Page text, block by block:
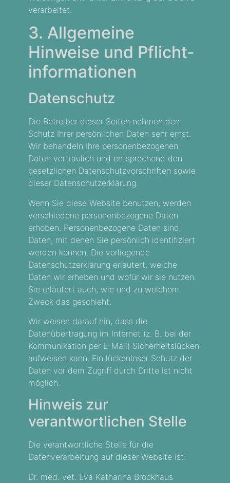
verarbeitet.
3. Allgemeine
Hinweise und Pflicht­
informationen
Datenschutz
Die Betreiber dieser Seiten nehmen den
Schutz Ihrer persönlichen Daten sehr ernst.
Wir behandeln Ihre personenbezogenen
Daten vertraulich und entsprechend den
gesetzlichen Datenschutzvorschriften sowie
dieser Datenschutzerklärung.
Wenn Sie diese Website benutzen, werden
verschiedene personenbezogene Daten
erhoben. Personenbezogene Daten sind
Daten, mit denen Sie persönlich identifiziert
werden können. Die vorliegende
Datenschutzerklärung erläutert, welche
Daten wir erheben und wofür wir sie nutzen.
Sie erläutert auch, wie und zu welchem
Zweck das geschieht.
Wir weisen darauf hin, dass die
Datenübertragung im Internet (z. B. bei der
Kommunikation per E-Mail) Sicherheitslücken
aufweisen kann. Ein lückenloser Schutz der
Daten vor dem Zugriff durch Dritte ist nicht
möglich.
Hinweis zur
verantwortlichen Stelle
Die verantwortliche Stelle für die
Datenverarbeitung auf dieser Website ist:
Dr. med. vet. Eva Katharina Brockhaus